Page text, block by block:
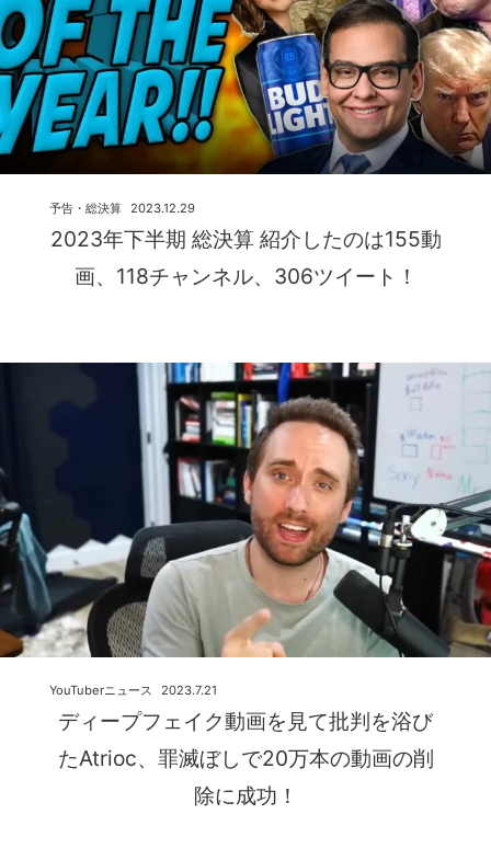
2023年下半期 総決算 紹介したのは155動
画、118チャンネル、306ツイート！
2023.12.29
予告・総決算
ディープフェイク動画を見て批判を浴び
たAtrioc、罪滅ぼしで20万本の動画の削
除に成功！
2023.7.21
YouTuberニュース